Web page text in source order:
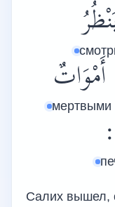
أَمْوَاتٌ
мертвыми
Салих вышел,